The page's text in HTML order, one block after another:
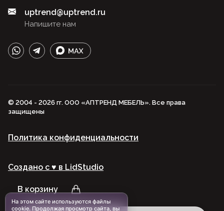
В корзину
Напишите нам
uptrend@uptrend.ru
© 2004 - 2026 гг. ООО «АПТРЕНД МЕБЕЛЬ». Все права
защищены
Политика конфиденциальности
Создано с ♥️ в LidStudio
На этом сайте используются файлы
cookie. Продолжая просмотр сайта, вы